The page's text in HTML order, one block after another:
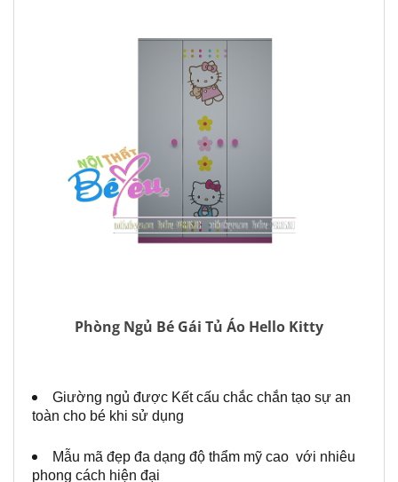
Phòng Ngủ Bé Gái Tủ Áo Hello Kitty
Giường ngủ được Kết cấu chắc chắn tạo sự an
toàn cho bé khi sử dụng
Mẫu mã đẹp đa dạng độ thẩm mỹ cao với nhiêu
phong cách hiện đại